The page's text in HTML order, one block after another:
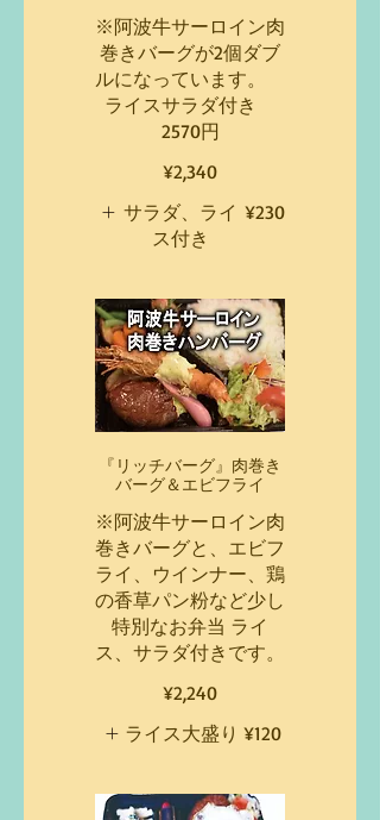
※阿波牛サーロイン肉
巻きバーグが2個ダブ
ルになっています。
ライスサラダ付き
2570円
¥2,340
サラダ、ライ
ス付き
¥230
『リッチバーグ』肉巻き
バーグ＆エビフライ
※阿波牛サーロイン肉
巻きバーグと、エビフ
ライ、ウインナー、鶏
の香草パン粉など少し
特別なお弁当 ライ
ス、サラダ付きです。
¥2,240
ライス大盛り ¥120